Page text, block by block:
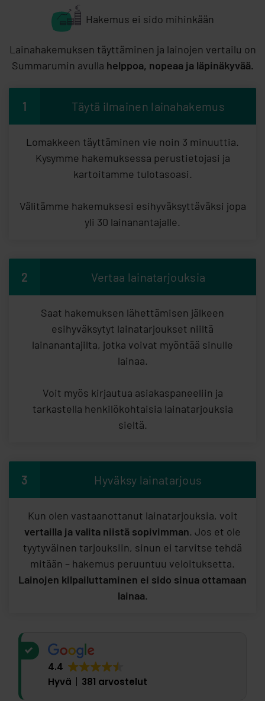
Hakemus ei sido mihinkään
Lainahakemuksen täyttäminen ja lainojen vertailu on
Summarumin avulla helppoa, nopeaa ja läpinäkyvää.
1 Täytä ilmainen lainahakemus
Lomakkeen täyttäminen vie noin 3 minuuttia.
Kysymme hakemuksessa perustietojasi ja
kartoitamme tulotasoasi.
Välitämme hakemuksesi esihyväksyttäväksi jopa
yli 30 lainanantajalle.
2 Vertaa lainatarjouksia
Saat hakemuksen lähettämisen jälkeen
esihyväksytyt lainatarjoukset niiltä
lainanantajilta, jotka voivat myöntää sinulle
lainaa.
Voit myös kirjautua asiakaspaneeliin ja
tarkastella henkilökohtaisia lainatarjouksia
sieltä.
3 Hyväksy lainatarjous
Kun olen vastaanottanut lainatarjouksia, voit
vertailla ja valita niistä sopivimman. Jos et ole
tyytyväinen tarjouksiin, sinun ei tarvitse tehdä
mitään – hakemus peruuntuu veloituksetta.
Lainojen kilpailuttaminen ei sido sinua ottamaan
lainaa.
4.4
Hyvä
381 arvostelut